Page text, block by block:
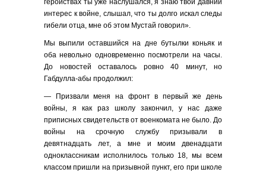
геройствах ты уже наслушался, я знаю твой давний
интерес к войне, слышал, что ты долго искал следы
гибели отца, мне об этом Мустай говорил».
Мы выпили оставшийся на дне бутылки коньяк и
оба невольно одновременно посмотрели на часы.
До новостей оставалось ровно 40 минут, но
Габдулла-абы продолжил:
— Призвали меня на фронт в первый же день
войны, я как раз школу закончил, у нас даже
приписных свидетельств от военкомата не было. До
войны на срочную службу призывали в
девятнадцать лет, а мне и моим двенадцати
одноклассникам исполнилось только 18, мы всем
классом пришли на призывной пункт, его при школе